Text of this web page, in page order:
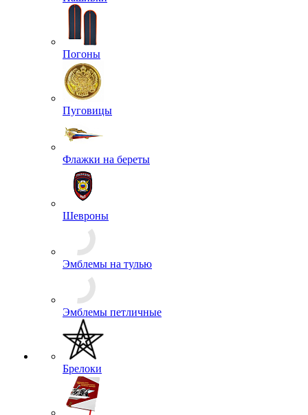
Лычки и пластины
Нашивки
Погоны
Пуговицы
Флажки на береты
Шевроны
Эмблемы на тулью
Эмблемы петличные